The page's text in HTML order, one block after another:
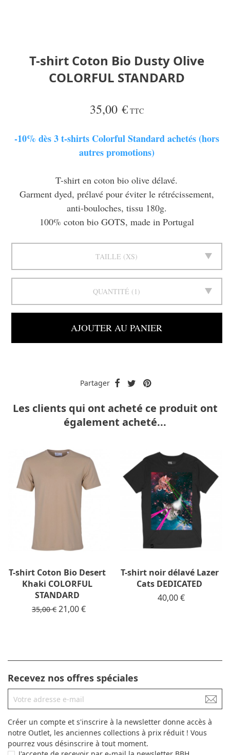
T-shirt Coton Bio Dusty Olive
COLORFUL STANDARD
35,00 € TTC
-10% dès 3 t-shirts Colorful Standard achetés (hors
autres promotions)
T-shirt en coton bio olive délavé.
Garment dyed, prélavé pour éviter le rétrécissement,
anti-bouloches, tissu 180g.
100% coton bio GOTS, made in Portugal
TAILLE XS
QUANTITÉ 1
AJOUTER AU PANIER
Partager
Les clients qui ont acheté ce produit ont
également acheté...
T-shirt Coton Bio Desert
Khaki COLORFUL
STANDARD
Prix de base
35,00 € Prix
21,00 €
T-shirt noir délavé Lazer
Cats DEDICATED
Prix
40,00 €
Recevez nos offres spéciales
Créer un compte et s'inscrire à la newsletter donne accès à
notre Outlet, les anciennes collections à prix réduit ! Vous
pourrez vous désinscrire à tout moment.